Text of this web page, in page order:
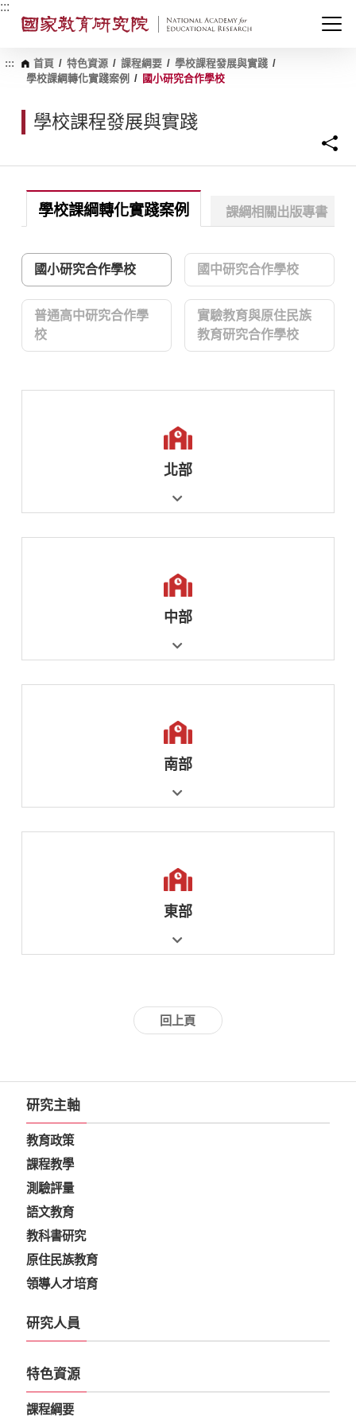
跳
內
:::
::: 首頁 / 特色資源 / 課程綱要 / 學校課程發展與實踐 /
學校課綱轉化實踐案例 / 國小研究合作學校
學校課程發展與實踐
學校課綱轉化實踐案例 課綱相關出版專書
國小研究合作學校 國中研究合作學校
普通高中研究合作學
校
實驗教育與原住民族
教育研究合作學校
北部
中部
南部
東部
回上頁
研究主軸
教育政策
課程教學
測驗評量
語文教育
教科書研究
原住民族教育
領導人才培育
研究人員
特色資源
課程綱要